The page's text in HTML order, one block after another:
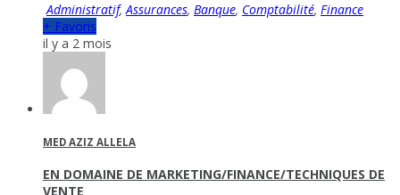
Administratif,Assurances, Banque, Comptabilité, Finance
+ Favoris
il y a 2 mois
MED AZIZ ALLELA
EN DOMAINE DE MARKETING/FINANCE/TECHNIQUES DE
VENTE